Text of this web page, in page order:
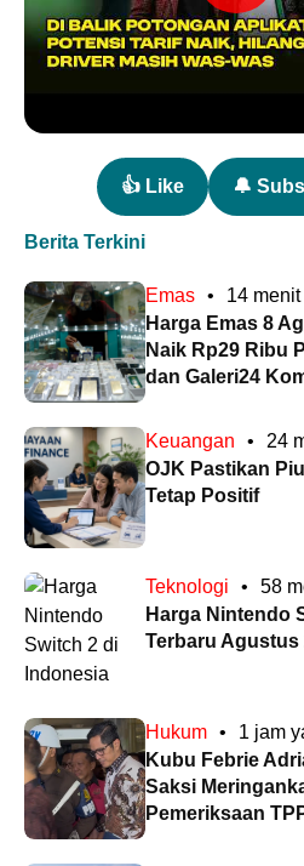
👍 Like 🔔
Berita Terkini
Emas •
14
Harga Emas 8
Naik Rp29 Ribu
dan Galeri24
Keuangan •
24
OJK Pastikan
Tetap Positif
Teknologi •
58
Harga Nintendo
Terbaru Agustus
Hukum •
1 jam
Kubu Febrie
Saksi
Pemeriksaan